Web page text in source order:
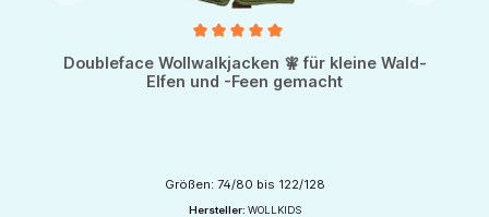
Durchschnittliche Bewertung von 5 von 5 Sternen
Doubleface Wollwalkjacken 🧚 für kleine Wald-
Elfen und -Feen gemacht
Größen: 74/80 bis 122/128
Hersteller: WOLLKIDS